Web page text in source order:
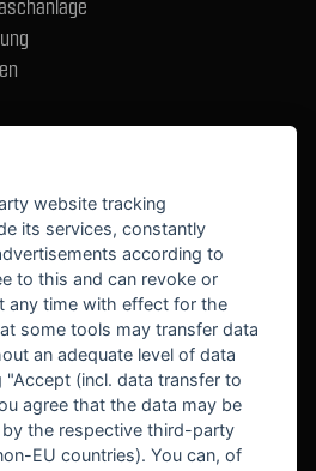
website tracking
its services, constantly
according to
to this and can revoke or
any time with effect for the
some tools may transfer data
an adequate level of data
"Accept (incl. data transfer to
agree that the data may be
the respective third-party
EU countries). You can, of